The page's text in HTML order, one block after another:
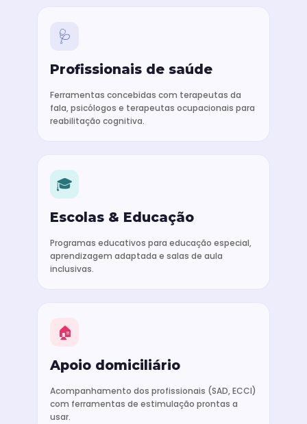
🩺
Profissionais de saúde
Ferramentas concebidas com terapeutas da
fala, psicólogos e terapeutas ocupacionais para
reabilitação cognitiva.
🎓
Escolas & Educação
Programas educativos para educação especial,
aprendizagem adaptada e salas de aula
inclusivas.
🏠
Apoio domiciliário
Acompanhamento dos profissionais (SAD, ECCI)
com ferramentas de estimulação prontas a
usar.